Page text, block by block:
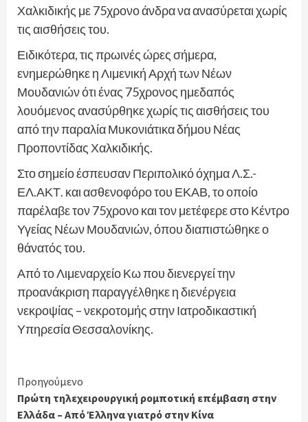
Χαλκιδικής με 75χρονο άνδρα να ανασύρεται χωρίς
τις αισθήσεις του.
Ειδικότερα, τις πρωινές ώρες σήμερα,
ενημερώθηκε η Λιμενική Αρχή των Νέων
Μουδανιών ότι ένας 75χρονος ημεδαπός
λουόμενος ανασύρθηκε χωρίς τις αισθήσεις του
από την παραλία Μυκονιάτικα δήμου Νέας
Προποντίδας Χαλκιδικής.
Στο σημείο έσπευσαν Περιπολικό όχημα Λ.Σ.-
ΕΛ.ΑΚΤ. και ασθενοφόρο του ΕΚΑΒ, το οποίο
παρέλαβε τον 75χρονο και τον μετέφερε στο Κέντρο
Υγείας Νέων Μουδανιών, όπου διαπιστώθηκε ο
θάνατός του.
Από το Λιμεναρχείο Κω που διενεργεί την
προανάκριση παραγγέλθηκε η διενέργεια
νεκροψίας – νεκροτομής στην Ιατροδικαστική
Υπηρεσία Θεσσαλονίκης.
Continue
Reading
Προηγούμενο
Πρώτη τηλεχειρουργική ρομποτική επέμβαση στην
Ελλάδα – Από Έλληνα γιατρό στην Κίνα